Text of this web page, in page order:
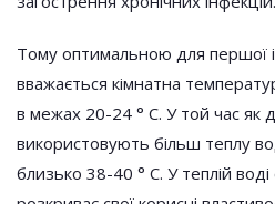
Тому оптимальною для першої і
вважається кімнатна
в межах 20-24 ° С. У той час як
використовують більш теплу
близько 38-40 ° C. У теплій